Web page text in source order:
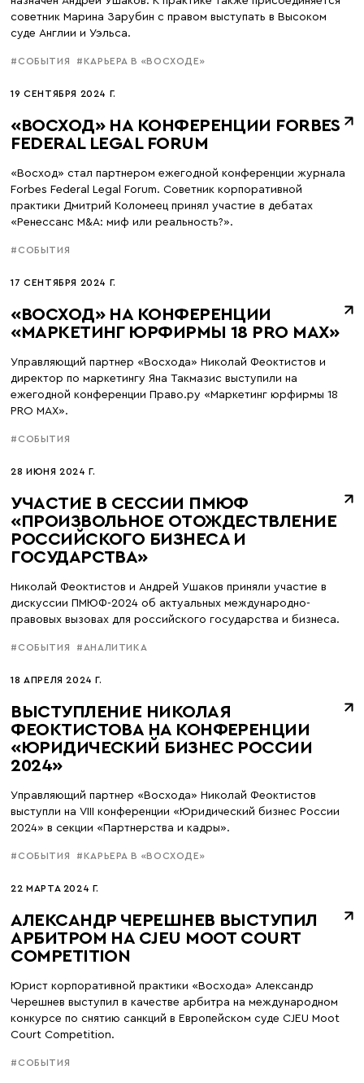
советник Марина Зарубин с правом выступать в Высоком
суде Англии и Уэльса.
#СОБЫТИЯ #КАРЬЕРА В «ВОСХОДЕ»
19 СЕНТЯБРЯ 2024 Г.
«ВОСХОД» НА КОНФЕРЕНЦИИ FORBES
FEDERAL LEGAL FORUM
«Восход» стал партнером ежегодной конференции журнала
Forbes Federal Legal Forum. Советник корпоративной
практики Дмитрий Коломеец принял участие в дебатах
«Ренессанс M&A: миф или реальность?».
#СОБЫТИЯ
17 СЕНТЯБРЯ 2024 Г.
«ВОСХОД» НА КОНФЕРЕНЦИИ
«МАРКЕТИНГ ЮРФИРМЫ 18 PRO MAX»
Управляющий партнер «Восхода» Николай Феоктистов и
директор по маркетингу Яна Такмазис выступили на
ежегодной конференции Право.ру «Маркетинг юрфирмы 18
PRO MAX».
#СОБЫТИЯ
28 ИЮНЯ 2024 Г.
УЧАСТИЕ В СЕССИИ ПМЮФ
«ПРОИЗВОЛЬНОЕ ОТОЖДЕСТВЛЕНИЕ
РОССИЙСКОГО БИЗНЕСА И
ГОСУДАРСТВА»
Николай Феоктистов и Андрей Ушаков приняли участие в
дискуссии ПМЮФ-2024 об актуальных международно-
правовых вызовах для российского государства и бизнеса.
#СОБЫТИЯ #АНАЛИТИКА
18 АПРЕЛЯ 2024 Г.
ВЫСТУПЛЕНИЕ НИКОЛАЯ
ФЕОКТИСТОВА НА КОНФЕРЕНЦИИ
«ЮРИДИЧЕСКИЙ БИЗНЕС РОССИИ
2024»
Управляющий партнер «Восхода» Николай Феоктистов
выступли на VIII конференции «Юридический бизнес России
2024» в секции «Партнерства и кадры».
#СОБЫТИЯ #КАРЬЕРА В «ВОСХОДЕ»
22 МАРТА 2024 Г.
АЛЕКСАНДР ЧЕРЕШНЕВ ВЫСТУПИЛ
АРБИТРОМ НА CJEU MOOT COURT
COMPETITION
Юрист корпоративной практики «Восхода» Александр
Черешнев выступил в качестве арбитра на международном
конкурсе по снятию санкций в Европейском суде CJEU Moot
Court Competition.
#СОБЫТИЯ